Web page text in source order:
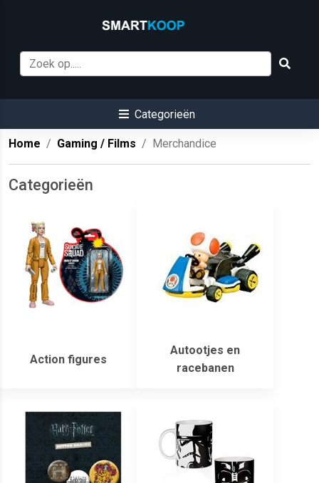
Categorieën
Home Gaming / Films Merchandice
Categorieën
Action figures
Autootjes en
racebanen